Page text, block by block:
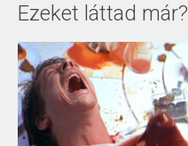
Ezeket láttad már?